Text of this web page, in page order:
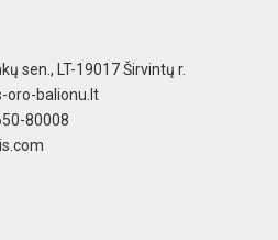
sen., LT-19017 Širvintų r.
oro-balionu.lt
80008